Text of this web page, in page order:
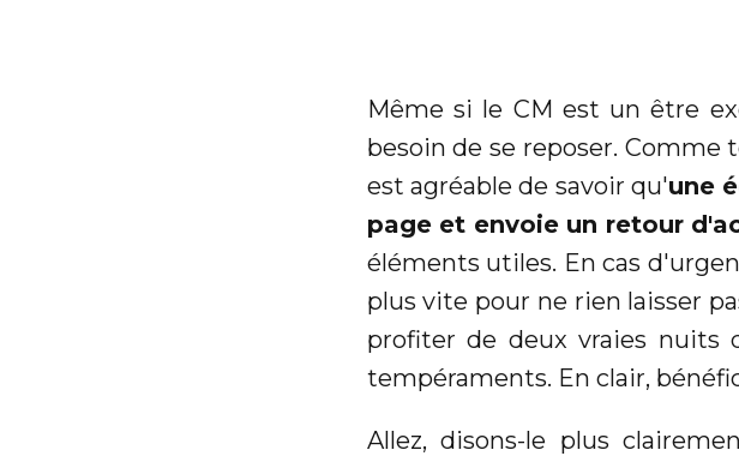
Même si le CM est un être
besoin de se reposer.
est agréable de savoir qu'une
page et envoie un retour
éléments utiles. En cas
plus vite pour ne rien laisser
profiter de deux vraies nuits
tempéraments. En clair,
Allez, disons-le plus